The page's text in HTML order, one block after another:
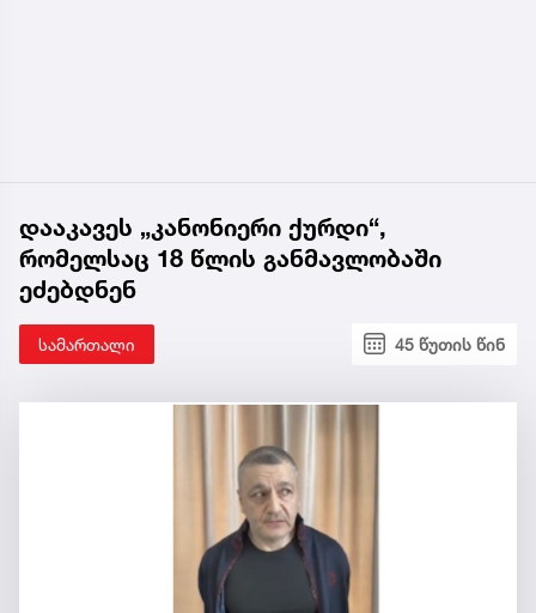
დააკავეს „კანონიერი ქურდი“,
რომელსაც 18 წლის განმავლობაში
ეძებდნენ
სამართალი 45 წუთის წინ